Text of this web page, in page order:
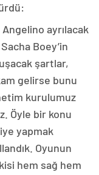
ayrılacak
Boey’in
şartlar,
gelirse bunu
kurulumuz
Öyle bir konu
yapmak
Oyunun
hem sağ hem